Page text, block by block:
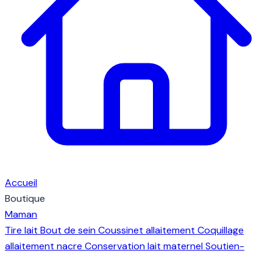
Accueil
Boutique
Maman
Tire lait Bout de seinCoussinet allaitement Coquillage
allaitement nacre Conservation lait maternelSoutien-